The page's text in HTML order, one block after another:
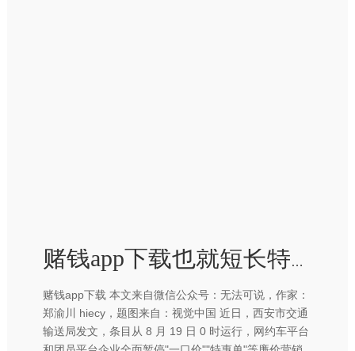
赌钱app下载也就短长特惠、一口价不打-赢钱的游戏软件·(中国)官方网站
赌钱app下载 本文来自微信公众号：无法可说，作家：
郑渝川 hiecy，题图来自：视觉中国 近日，西安市交通
输送局发文，条目从 8 月 19 日 0 时运行，网约车平台